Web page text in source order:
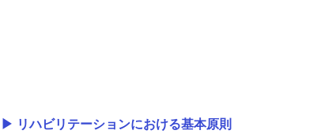
▶︎ リハビリテーションにおける基本原則